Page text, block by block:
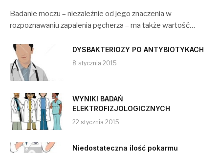
Badanie moczu – niezależnie od jego znaczenia w
rozpoznawaniu zapalenia pęcherza – ma także wartość…
DYSBAKTERIOZY PO ANTYBIOTYKACH
8 stycznia 2015
WYNIKI BADAŃ
ELEKTROFIZJOLOGICZNYCH
22 stycznia 2015
Niedostateczna ilość pokarmu